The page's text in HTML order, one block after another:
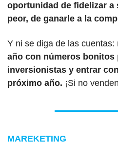
oportunidad de fidelizar a
peor, de ganarle a la
Y ni se diga de las cuentas:
año con números bonitos
inversionistas y entrar
próximo año. ¡Si no
MAREKETING